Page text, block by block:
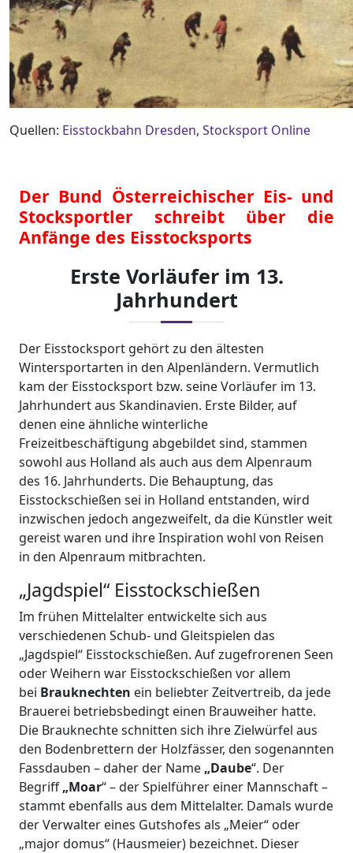
Quellen: Eisstockbahn Dresden, Stocksport Online
Der Bund Österreichischer Eis- und
Stocksportler schreibt über die
Anfänge des Eisstocksports
Erste Vorläufer im 13.
Jahrhundert
Der Eisstocksport gehört zu den ältesten
Wintersportarten in den Alpenländern. Vermutlich
kam der Eisstocksport bzw. seine Vorläufer im 13.
Jahrhundert aus Skandinavien. Erste Bilder, auf
denen eine ähnliche winterliche
Freizeitbeschäftigung abgebildet sind, stammen
sowohl aus Holland als auch aus dem Alpenraum
des 16. Jahrhunderts. Die Behauptung, das
Eisstockschießen sei in Holland entstanden, wird
inzwischen jedoch angezweifelt, da die Künstler weit
gereist waren und ihre Inspiration wohl von Reisen
in den Alpenraum mitbrachten.
„Jagdspiel“ Eisstockschießen
Im frühen Mittelalter entwickelte sich aus
verschiedenen Schub- und Gleitspielen das
„Jagdspiel“ Eisstockschießen. Auf zugefrorenen Seen
oder Weihern war Eisstockschießen vor allem
bei Brauknechten ein beliebter Zeitvertreib, da jede
Brauerei betriebsbedingt einen Brauweiher hatte.
Die Brauknechte schnitten sich ihre Zielwürfel aus
den Bodenbrettern der Holzfässer, den sogenannten
Fassdauben – daher der Name „Daube“. Der
Begriff„Moar“ – der Spielführer einer Mannschaft –
stammt ebenfalls aus dem Mittelalter. Damals wurde
der Verwalter eines Gutshofes als „Meier“ oder
„major domus“ (Hausmeier) bezeichnet. Dieser